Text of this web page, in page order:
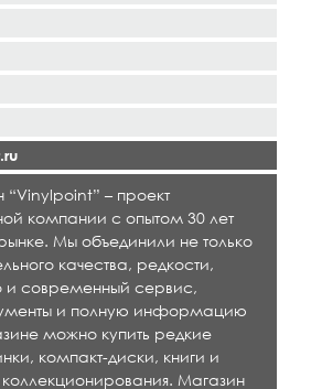
“Vinylpoint” – проект
компании с опытом 30 лет
Мы объединили не только
качества, редкости,
и современный сервис,
и полную информацию
можно купить редкие
компакт-диски, книги и
Магазин